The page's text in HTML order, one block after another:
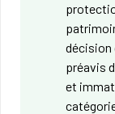
décision
préavis
et